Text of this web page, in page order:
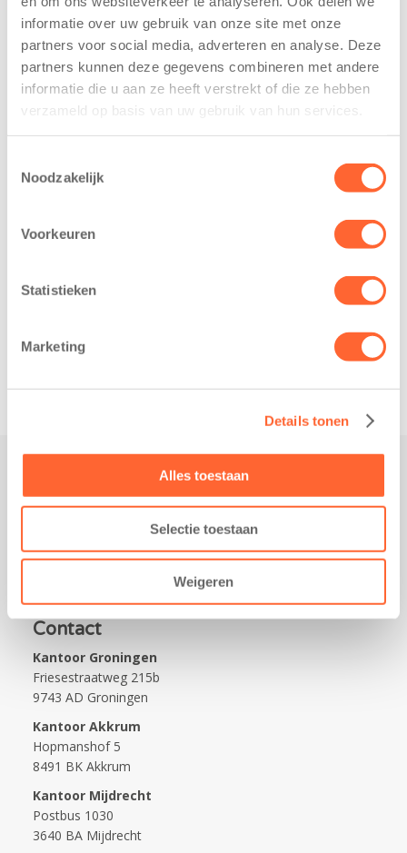
informatie over uw gebruik van onze site met onze
partners voor social media, adverteren en analyse. Deze
partners kunnen deze gegevens combineren met andere
informatie die u aan ze heeft verstrekt of die ze hebben
verzameld op basis van uw gebruik van hun services.
Noodzakelijk
Voorkeuren
Statistieken
Marketing
Details tonen
Alles toestaan
Selectie toestaan
Weigeren
Mini 4 Mijl
7 augustus 2026
Eelde, 6 augustus
2026 – Kinderen
Westerburcht in
donderdag alvast
Mini 4 Mijl. Zij
wijk Wiarda in
Leeuwarden
11 juni 2026
Leeuwarden –
Kids First
Kinderopvang
belangrijke stap
realisatie van een
de wijk Wiarda in
Praktisch
Werken bij Kids First
Nieuws over Kids First
Wijzigen opvangcontract
Opzeggen opvangcontract
Contact
Kantoor Groningen
Friesestraatweg 215b
9743 AD Groningen
Kantoor Akkrum
Hopmanshof 5
8491 BK Akkrum
Kantoor Mijdrecht
Postbus 1030
3640 BA Mijdrecht